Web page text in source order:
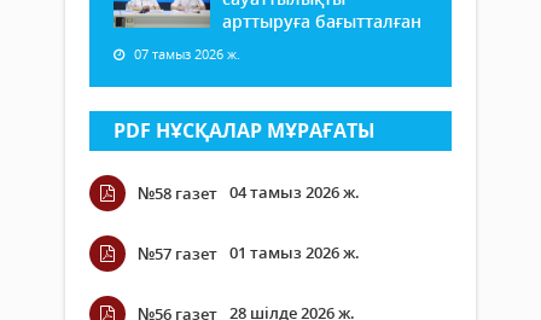
арттыруға бағытталған
07 тамыз 2026 ж.
PDF НҰСҚАЛАР МҰРАҒАТЫ
№58 газет 04 тамыз 2026 ж.
№57 газет 01 тамыз 2026 ж.
№56 газет 28 шілде 2026 ж.